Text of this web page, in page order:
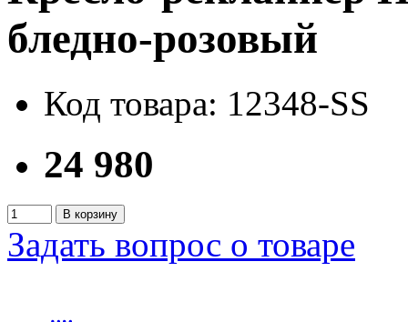
бледно-розовый
Код товара: 12348-SS
24 980
В корзину
Задать вопрос о товаре